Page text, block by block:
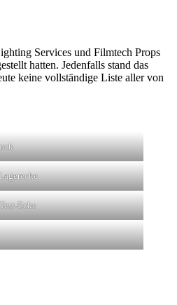
Services und Filmtech Props
hatten. Jedenfalls stand das
keine vollständige Liste aller von
Ecke